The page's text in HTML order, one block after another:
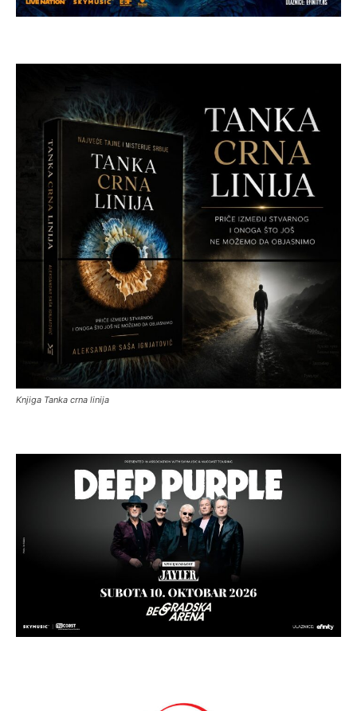
Knjiga Tanka crna linija